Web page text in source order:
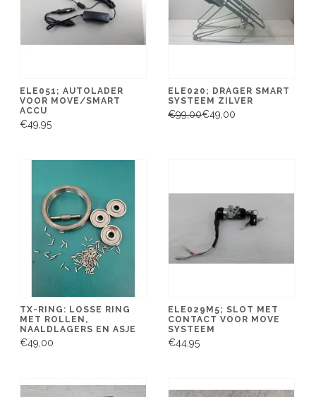
ELE051; AUTOLADER
VOOR MOVE/SMART
ACCU
€49,95
ELE020; DRAGER SMART
SYSTEEM ZILVER
€99,00€49,00
TX-RING: LOSSE RING
MET ROLLEN,
NAALDLAGERS EN ASJE
€49,00
ELE029M5; SLOT MET
CONTACT VOOR MOVE
SYSTEEM
€44,95